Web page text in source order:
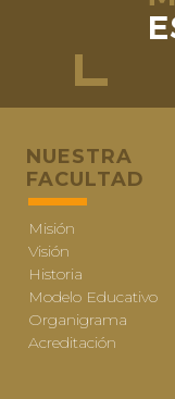
NUESTRA
FACULTAD
Misión
Visión
Historia
Modelo Educativo
Organigrama
Acreditación